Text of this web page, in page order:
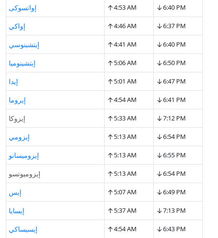
إواتسوكى ↑4:53 AM ↓6:40 PM
إواكي ↑4:46 AM ↓6:37 PM
إيتشينوسي ↑4:41 AM ↓6:40 PM
إيتشينوميا ↑5:06 AM ↓6:50 PM
إيدا ↑5:01 AM ↓6:47 PM
إيروما ↑4:54 AM ↓6:41 PM
إيزوكا ↑5:33 AM ↓7:12 PM
إيزومي ↑5:13 AM ↓6:54 PM
إيزوميسانو ↑5:13 AM ↓6:55 PM
إيزوميوتسو ↑5:13 AM ↓6:54 PM
إيس ↑5:07 AM ↓6:49 PM
إيسايا ↑5:37 AM ↓7:13 PM
إيسيساكي ↑4:54 AM ↓6:43 PM